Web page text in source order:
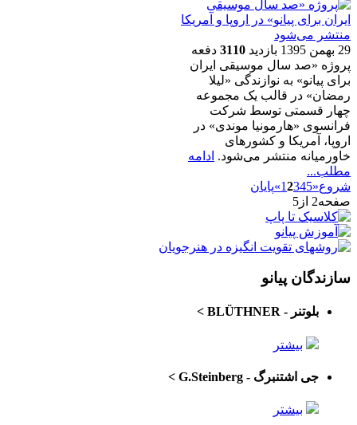
29 بهمن 1395 بازدید 3110 دفعه
پروژه «صد سال موسیقی ایران
برای پیانو» به نوازندگی «لیلا
رمضان» در قالب یک مجموعه
چهار قسمتی توسط شرکت
فرانسوی «هارمونیا موندی» در
اروپا، آمریکا و کشورهای
خاورمیانه منتشر می‌شود. ادامه
مطلب...
شروع«
12345
»پایان
صفحه2 از5
سازندگان پیانو
بلوتنر - BLÜTHNER >
بیشتر
جی اشتنبرگ - G.Steinberg >
بیشتر